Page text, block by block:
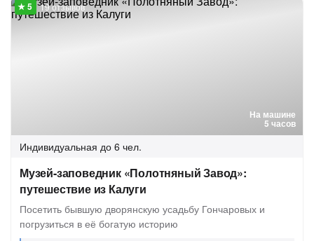
На машине
5 часов
19 отзывов
Индивидуальная до 6 чел.
Музей-заповедник «Полотняный Завод»:
путешествие из Калуги
Посетить бывшую дворянскую усадьбу Гончаровых и
погрузиться в её богатую историю